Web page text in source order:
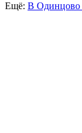
Ещё: В Одинцово